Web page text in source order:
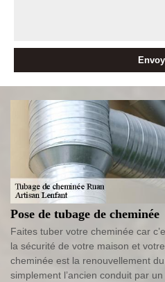
Pose de tubage de cheminée
Faites tuber votre cheminée car
la sécurité de votre maison et
cheminée est la renouvellement
simplement l’ancien conduit par